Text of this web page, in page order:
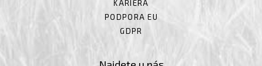
KARIÉRA
PODPORA EU
GDPR